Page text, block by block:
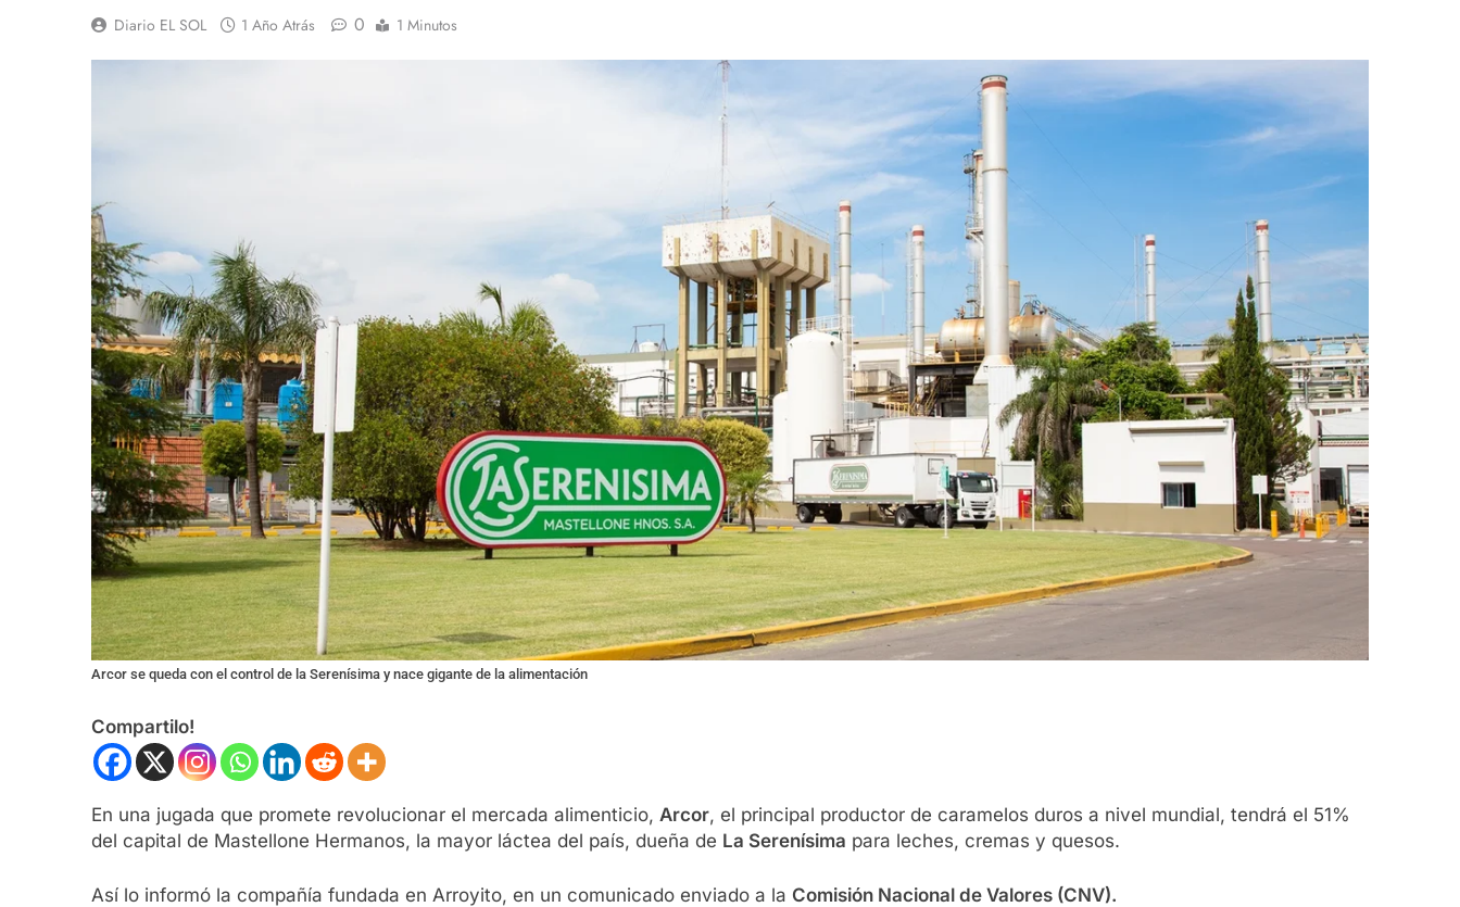
Diario EL SOL 1 Año Atrás 0 1 Minutos
Arcor se queda con el control de la Serenísima y nace gigante de la alimentación
Compartilo!
En una jugada que promete revolucionar el mercada alimenticio, Arcor, el principal productor de caramelos duros a nivel mundial, tendrá el 51%
del capital de Mastellone Hermanos, la mayor láctea del país, dueña de La Serenísima para leches, cremas y quesos.
Así lo informó la compañía fundada en Arroyito, en un comunicado enviado a la Comisión Nacional de Valores (CNV).